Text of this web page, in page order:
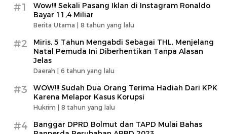
#1
Wow!!! Sekali Pasang Iklan di Instagram Ronaldo
Bayar 11,4 Miliar
Berita Utama | 8 tahun yang lalu
#2
Miris, 5 Tahun Mengabdi Sebagai THL, Menjelang
Natal Pemuda Ini Diberhentikan Tanpa Alasan
Jelas
Daerah | 6 tahun yang lalu
#3
WOW!!! Sudah Dua Orang Terima Hadiah Dari KPK
Karena Melapor Kasus Korupsi
Hukrim | 8 tahun yang lalu
#4
Banggar DPRD Bolmut dan TAPD Mulai Bahas